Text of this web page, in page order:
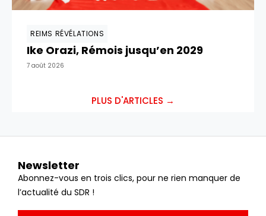
REIMS RÉVÉLATIONS
Ike Orazi, Rémois jusqu’en 2029
7 août 2026
PLUS D'ARTICLES →
Newsletter
Abonnez-vous en trois clics, pour ne rien manquer de
l’actualité du SDR !